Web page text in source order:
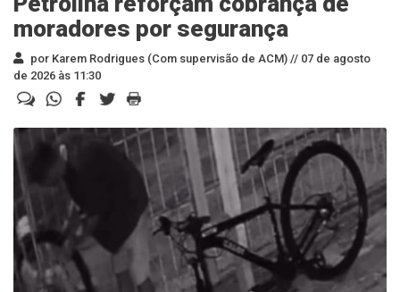
moradores por segurança
por Karem Rodrigues (Com supervisão de ACM) // 07 de agosto
de 2026 às 11:30